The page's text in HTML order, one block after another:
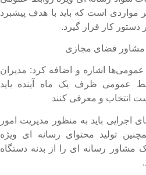
مواردی است که باید با هدف پیشبرد
کار قرار گیرد.
مشاور فضای مجازی
اشاره و اضافه کرد: مدیران
عمومی ظرف یک ماه آینده باید
انتخاب و معرفی کنند
اجرایی باید به منظور مدیریت امور
تولید محتوای رسانه ای ویژه
مشاور رسانه ای را از بدنه دستگاه